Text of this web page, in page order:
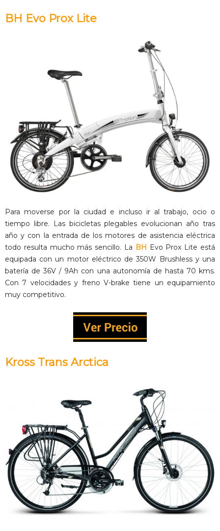
BH Evo Prox Lite
Para moverse por la ciudad e incluso ir al trabajo, ocio o
tiempo libre. Las bicicletas plegables evolucionan año tras
año y con la entrada de los motores de asistencia eléctrica
todo resulta mucho más sencillo. La BH Evo Prox Lite está
equipada con un motor eléctrico de 350W Brushless y una
batería de 36V / 9Ah con una autonomía de hasta 70 kms.
Con 7 velocidades y freno V-brake tiene un equipamiento
muy competitivo.
Kross Trans Arctica